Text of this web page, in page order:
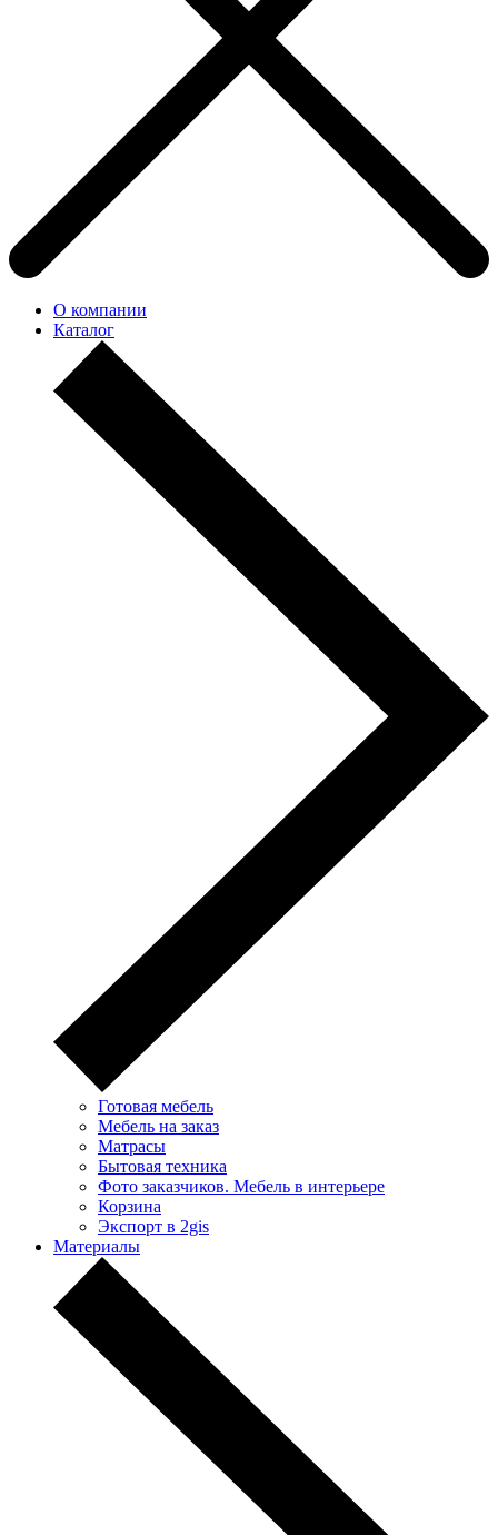
О компании
Каталог
Готовая мебель
Мебель на заказ
Матрасы
Бытовая техника
Фото заказчиков. Мебель в интерьере
Корзина
Экспорт в 2gis
Материалы